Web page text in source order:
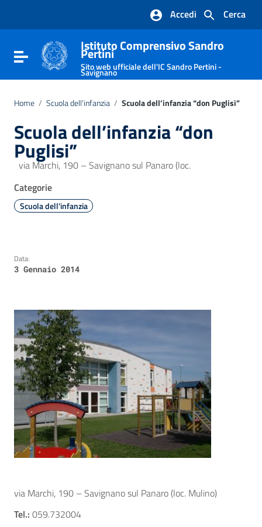
Vai al footer
Cerca
Accedi
Attiva / disattiva la navigazione
Istituto Comprensivo Sandro
Pertini
Sito web ufficiale dell'IC Sandro Pertini -
Savignano
Home / Scuola dell'infanzia / Scuola dell’infanzia “don Puglisi”
Scuola dell’infanzia “don
Puglisi”
via Marchi, 190 – Savignano sul Panaro (loc.
Categorie
Scuola dell'infanzia
Data:
3 Gennaio 2014
via Marchi, 190 – Savignano sul Panaro (loc. Mulino)
Tel.: 059.732004